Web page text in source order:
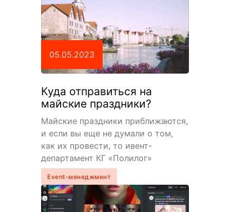
рассказали эксперты КГ «Полилог»
и «АРТ Урбан». Одна…
Куда отправиться на
майские праздники?
Майские праздники приближаются,
и если вы еще не думали о том,
как их провести, то ивент-
департамент КГ «Полилог»
подготовил подборку городов для
путешествий. 1.…
05.05.2023
Event-менеджмент